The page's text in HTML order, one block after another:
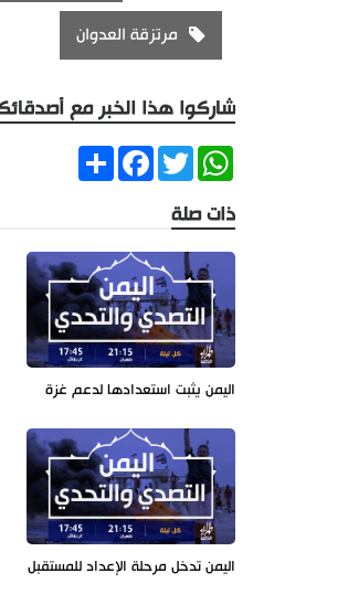
مرتزقة العدوان
شاركوا هذا الخبر مع
ShareFacebookTwitter
WhatsApp
ذات صلة
اليمن يثبت استعدادها لدعم غزة
اليمن تدخل مرحلة الإعداد للمستقبل